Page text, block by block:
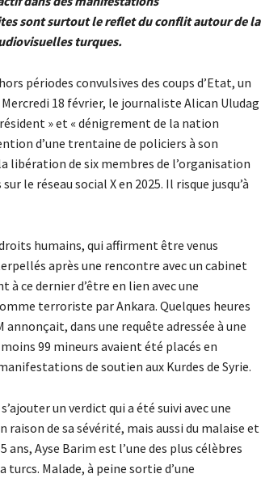
sont surtout le reflet du conflit autour de la
turques.
périodes convulsives des coups d’Etat, un
18 février, le journaliste Alican Uludag
» et « dénigrement de la nation
d’une trentaine de policiers à son
libération de six membres de l’organisation
le réseau social X en 2025. Il risque jusqu’à
humains, qui affirment être venus
après une rencontre avec un cabinet
ce dernier d’être en lien avec une
terroriste par Ankara. Quelques heures
dans une requête adressée à une
99 mineurs avaient été placés en
de soutien aux Kurdes de Syrie.
un verdict qui a été suivi avec une
de sa sévérité, mais aussi du malaise et
ans, Ayse Barim est l’une des plus célèbres
Malade, à peine sortie d’une